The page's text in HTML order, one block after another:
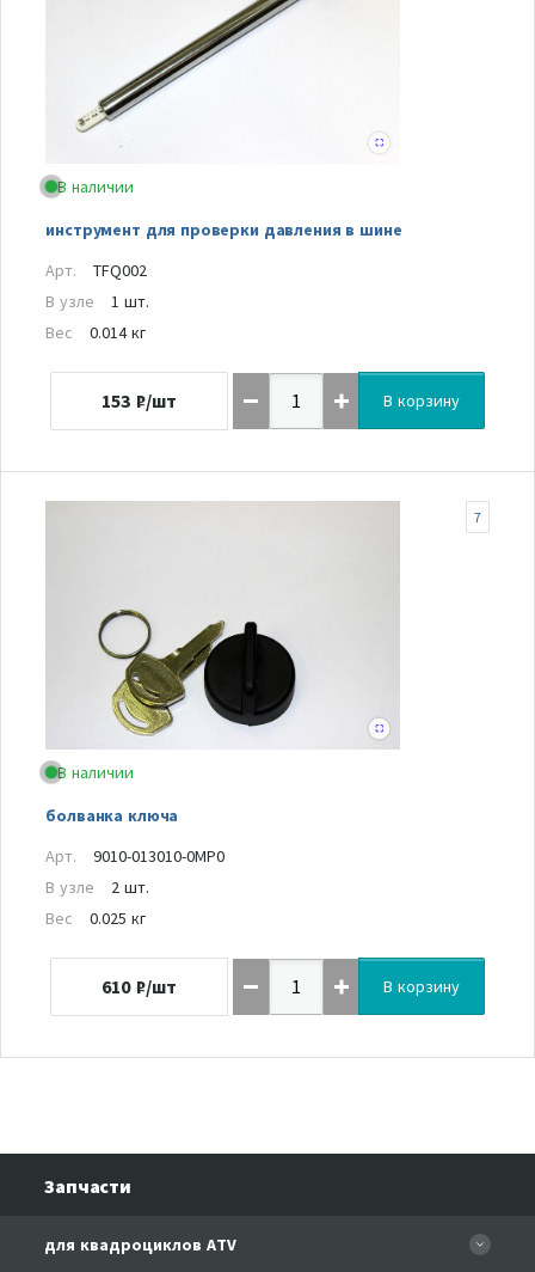
В наличии
инструмент для проверки давления в шине
Арт.
TFQ002
В узле
1 шт.
Вес
0.014 кг
153 ₽/шт В корзину
В наличии
болванка ключа
7
Арт.
9010-013010-0MP0
В узле
2 шт.
Вес
0.025 кг
610 ₽/шт В корзину
Запчасти
для квадроциклов ATV